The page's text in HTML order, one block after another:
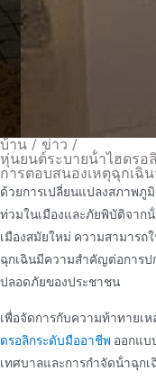
บ้าน / ข่าว /
หุ่นยนต์ระบายน้ําไฮดรอ
การตอบสนองเหตุฉุกเฉิ
ด้วยการเปลี่ยนแปลงสภาพภู
ท่วมในเมืองและภัยพิบัติจาก
เมืองสมัยใหม่ ความสามารถ
ฉุกเฉินมีความสําคัญต่อการป
ปลอดภัยของประชาชน
เพื่อจัดการกับความท้าทายเห
ดรอลิกระดับมืออาชีพ ออกแบ
เทศบาลและการกําจัดน้ําฉุกเ